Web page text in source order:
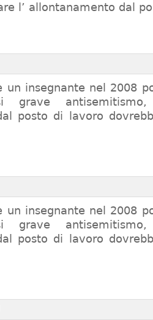
l’ allontanamento dal
un insegnante nel 2008
grave
posto di lavoro
un insegnante nel 2008
grave
posto di lavoro